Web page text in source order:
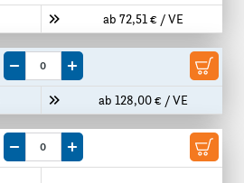
ab 72,51 € / VE
ab 128,00 € / VE
Menge um eine VE reduzieren
Menge um eine VE erhöhen
Menge um eine VE reduzieren
Menge um eine VE erhöhen